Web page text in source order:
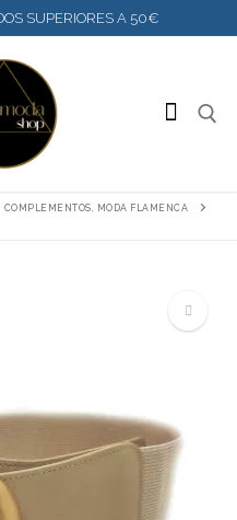
SUPERIORES A 50€
MODA FLAMENCA